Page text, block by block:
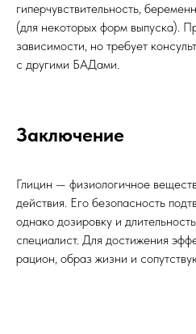
гиперчувствительность,
(для некоторых форм выпуска).
зависимости, но требует
с другими БАДами.
Заключение
Глицин — физиологичное
действия. Его безопасность
однако дозировку и
специалист. Для достижения
рацион, образ жизни и